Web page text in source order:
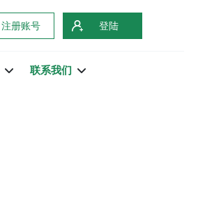
注册账号 登陆
联系我们